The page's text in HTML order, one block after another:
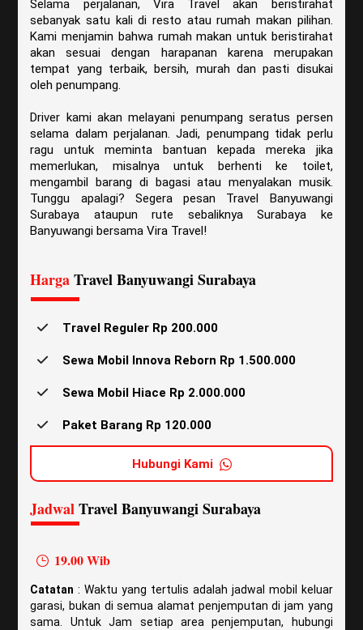
Selama perjalanan, Vira Travel akan beristirahat
sebanyak satu kali di resto atau rumah makan pilihan.
Kami menjamin bahwa rumah makan untuk beristirahat
akan sesuai dengan harapanan karena merupakan
tempat yang terbaik, bersih, murah dan pasti disukai
oleh penumpang.
Driver kami akan melayani penumpang seratus persen
selama dalam perjalanan. Jadi, penumpang tidak perlu
ragu untuk meminta bantuan kepada mereka jika
memerlukan, misalnya untuk berhenti ke toilet,
mengambil barang di bagasi atau menyalakan musik.
Tunggu apalagi? Segera pesan Travel Banyuwangi
Surabaya ataupun rute sebaliknya Surabaya ke
Banyuwangi bersama Vira Travel!
HargaTravel Banyuwangi Surabaya
Travel Reguler Rp 200.000
Sewa Mobil Innova Reborn Rp 1.500.000
Sewa Mobil Hiace Rp 2.000.000
Paket Barang Rp 120.000
Hubungi Kami
JadwalTravel Banyuwangi Surabaya
19.00 Wib
Catatan : Waktu yang tertulis adalah jadwal mobil keluar
garasi, bukan di semua alamat penjemputan di jam yang
sama. Untuk Jam setiap area penjemputan, hubungi